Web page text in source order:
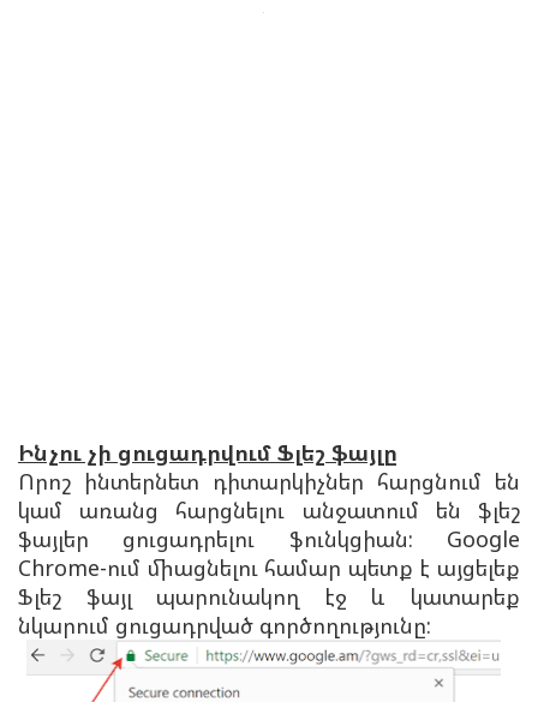
Ինչու չի ցուցադրվում Ֆլեշ ֆայլը
Որոշ ինտերնետ դիտարկիչներ հարցնում են
կամ առանց հարցնելու անջատում են ֆլեշ
ֆայլեր ցուցադրելու ֆունկցիան: Google
Chrome-ում միացնելու համար պետք է այցելեք
Ֆլեշ ֆայլ պարունակող էջ և կատարեք
նկարում ցուցադրված գործողությունը: